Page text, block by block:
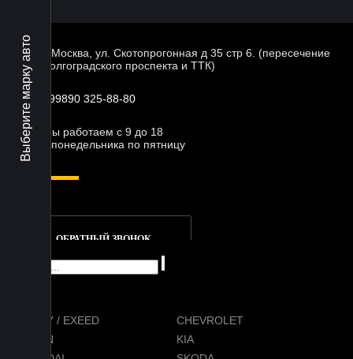
Выберите марку авто
г. Москва, ул. Скотопрогонная д 35 стр 6. (пересечение
Волгоградского проспекта и ТТК)
+99890 325-88-80
Мы работаем с 9 до 18
с понедельника по пятницу
ОБРАТНЫЙ ЗВОНОК
CHERY / EXEED
CHEVROLET
RAVON
KIA